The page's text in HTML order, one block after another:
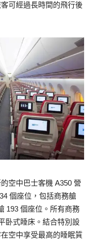
可經過長時間的飛行後
空中巴士客機 A350 營
個座位，包括商務艙
193 個座位。所有商務
卧式睡床。結合特別設
空中享受最高的睡眠質